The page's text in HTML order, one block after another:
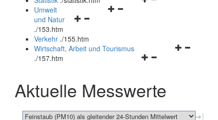
Navigationsmenü
Navigationsmenü
und
schließen
Umwelt
und Natur
./153.htm
Verkehr ./155.htm
Navigationsmenü
schließen
Wirtschaft, Arbeit und Tourismus
./157.htm
Aktuelle Messwerte